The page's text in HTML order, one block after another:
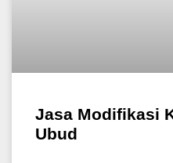
Jasa Modifikasi
Ubud